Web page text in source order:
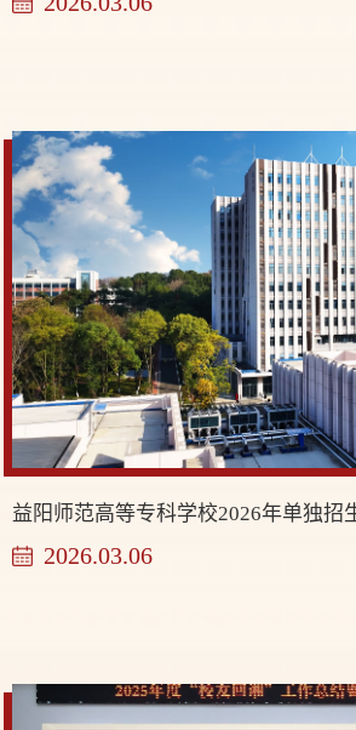
2026.03.06